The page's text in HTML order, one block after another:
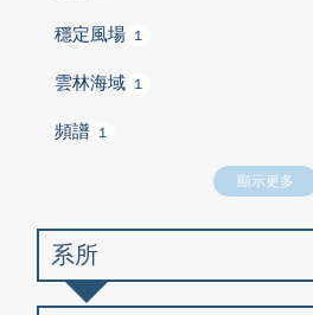
穩定風場 1
雲林海域 1
頻譜 1
顯示更多
系所